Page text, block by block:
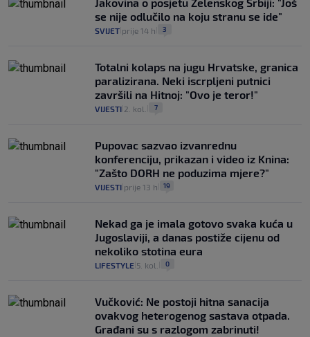
Jakovina o posjetu Zelenskog Srbiji: "Još
se nije odlučilo na koju stranu se ide"
SVIJET prije 14 h 3
Totalni kolaps na jugu Hrvatske, granica
paralizirana. Neki iscrpljeni putnici
završili na Hitnoj: "Ovo je teror!"
VIJESTI 2. kol. 7
Pupovac sazvao izvanrednu
konferenciju, prikazan i video iz Knina:
"Zašto DORH ne poduzima mjere?"
VIJESTI prije 13 h 19
Nekad ga je imala gotovo svaka kuća u
Jugoslaviji, a danas postiže cijenu od
nekoliko stotina eura
LIFESTYLE 5. kol. 0
Vučković: Ne postoji hitna sanacija
ovakvog heterogenog sastava otpada.
Građani su s razlogom zabrinuti!